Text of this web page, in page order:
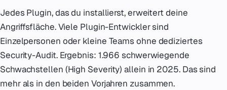
Jedes Plugin, das du installierst, erweitert deine
Angriffsfläche. Viele Plugin-Entwickler sind
Einzelpersonen oder kleine Teams ohne dediziertes
Security-Audit. Ergebnis: 1.966 schwerwiegende
Schwachstellen (High Severity) allein in 2025. Das sind
mehr als in den beiden Vorjahren zusammen.